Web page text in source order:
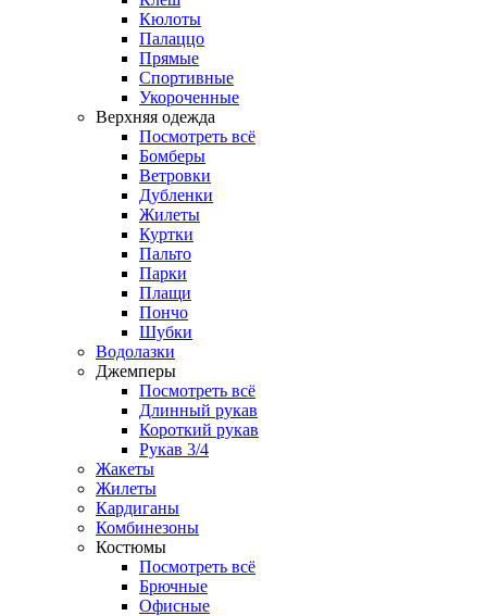
Кюлоты
Палаццо
Прямые
Спортивные
Укороченные
Верхняя одежда
Посмотреть всё
Бомберы
Ветровки
Дубленки
Жилеты
Куртки
Пальто
Парки
Плащи
Пончо
Шубки
Водолазки
Джемперы
Посмотреть всё
Длинный рукав
Короткий рукав
Рукав 3/4
Жакеты
Жилеты
Кардиганы
Комбинезоны
Костюмы
Посмотреть всё
Брючные
Офисные